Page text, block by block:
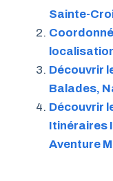
Sainte-
Découvrir
Balades,
Découvrir
Itinéraires
Aventure